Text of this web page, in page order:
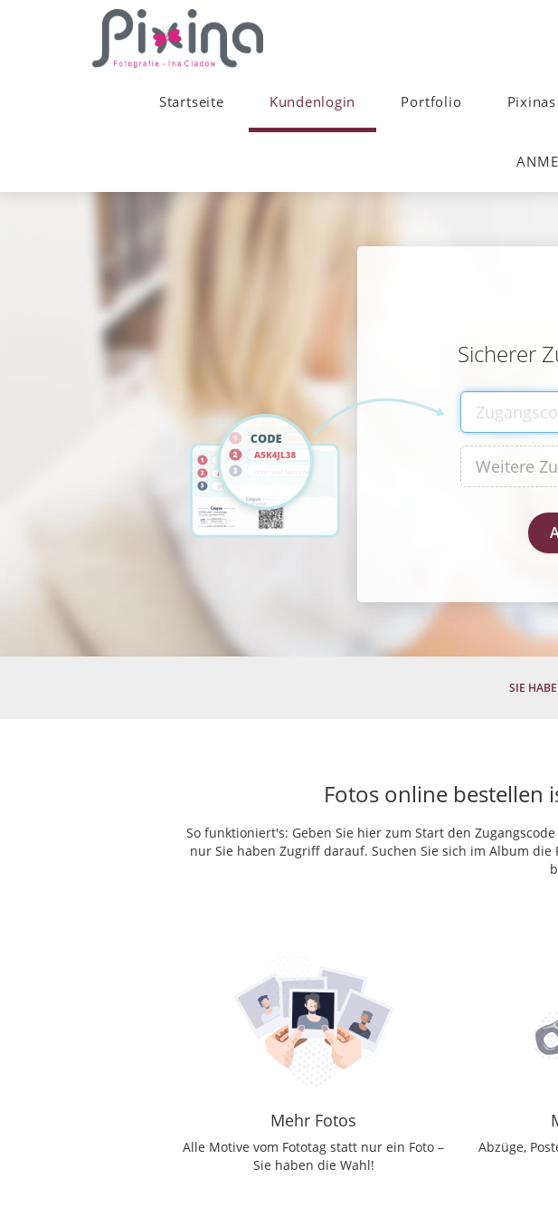
Startseite Kundenlogin Portfolio
Sicherer
SIE
Fotos online bestellen
So funktioniert's: Geben Sie hier zum Start den
nur Sie haben Zugriff darauf. Suchen Sie sich im Album
Mehr Fotos
Alle Motive vom Fototag statt nur ein Foto –
Sie haben die Wahl!
Abzüge,